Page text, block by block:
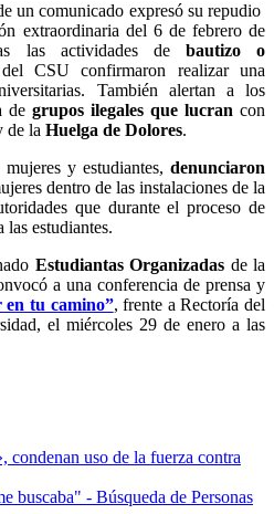
un comunicado expresó su repudio
extraordinaria del 6 de febrero de
las actividades de bautizo o
del CSU confirmaron realizar una
También alertan a los
de grupos ilegales que lucran con
de la Huelga de Dolores.
y estudiantes, denunciaron
dentro de las instalaciones de la
que durante el proceso de
estudiantes.
Estudiantas Organizadas de la
a una conferencia de prensa y
tu camino”, frente a Rectoría del
el miércoles 29 de enero a las
condenan uso de la fuerza contra
buscaba" - Búsqueda de Personas